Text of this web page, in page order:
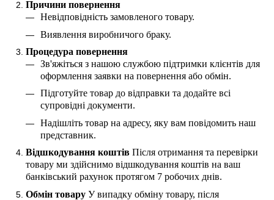
Причини повернення
Невідповідність замовленого товару.
Виявлення виробничого браку.
Процедура повернення
Зв'яжіться з нашою службою підтримки клієнтів для
оформлення заявки на повернення або обмін.
Підготуйте товар до відправки та додайте всі
супровідні документи.
Надішліть товар на адресу, яку вам повідомить наш
представник.
Відшкодування коштів Після отримання та перевірки
товару ми здійснимо відшкодування коштів на ваш
банківський рахунок протягом 7 робочих днів.
Обмін товару У випадку обміну товару, після